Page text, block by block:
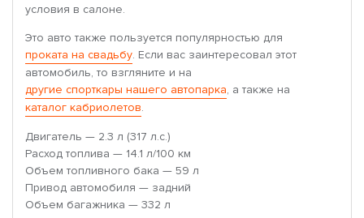
условия в салоне.
Это авто также пользуется популярностью для
проката на свадьбу. Если вас заинтересовал этот
автомобиль, то взгляните и на
другие спорткары нашего автопарка, а также на
каталог кабриолетов.
Двигатель — 2.3 л (317 л.с.)
Расход топлива — 14.1 л/100 км
Объем топливного бака — 59 л
Привод автомобиля — задний
Объем багажника — 332 л